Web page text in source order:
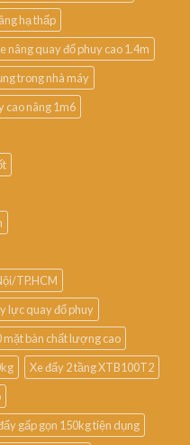
hạ thấp
nâng quay đổ phuy cao 1.4m
trong nhà máy
cao nâng 1m6
TP.HCM
lực quay đổ phuy
mặt bàn chất lượng cao
Xe đẩy 2 tầng XTB100T2
gấp gọn 150kg tiện dụng